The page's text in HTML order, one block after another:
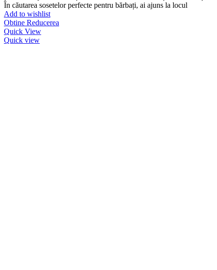
În căutarea sosetelor perfecte pentru bărbați, ai ajuns la locul
Add to wishlist
Obtine Reducerea
Quick View
Quick view